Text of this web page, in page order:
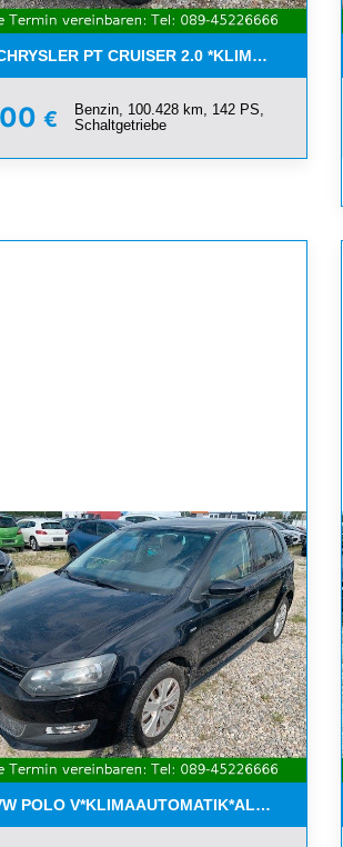
PT CRUISER 2.0
€
Benzin, 100.428 km, 142 PS,
Schaltgetriebe
POLO